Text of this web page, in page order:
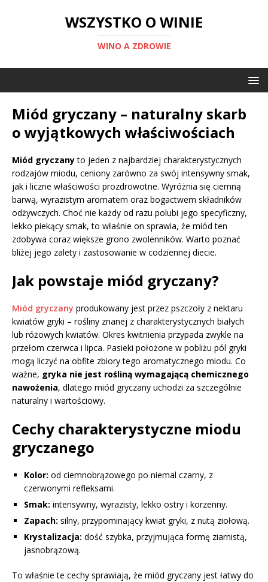
WSZYSTKO O WINIE
WINO A ZDROWIE
Miód gryczany – naturalny skarb
o wyjątkowych właściwościach
Miód gryczanyto jeden z najbardziej charakterystycznych
rodzajów miodu, ceniony zarówno za swój intensywny smak,
jak i liczne właściwości prozdrowotne. Wyróżnia się ciemną
barwą, wyrazistym aromatem oraz bogactwem składników
odżywczych. Choć nie każdy od razu polubi jego specyficzny,
lekko piekący smak, to właśnie on sprawia, że miód ten
zdobywa coraz większe grono zwolenników. Warto poznać
bliżej jego zalety i zastosowanie w codziennej diecie.
Jak powstaje miód gryczany?
Miód gryczany produkowany jest przez pszczoły z nektaru
kwiatów gryki – rośliny znanej z charakterystycznych białych
lub różowych kwiatów. Okres kwitnienia przypada zwykle na
przełom czerwca i lipca. Pasieki położone w pobliżu pól gryki
mogą liczyć na obfite zbiory tego aromatycznego miodu. Co
ważne, gryka nie jest rośliną wymagającą chemicznego
nawożenia, dlatego miód gryczany uchodzi za szczególnie
naturalny i wartościowy.
Cechy charakterystyczne miodu
gryczanego
Kolor: od ciemnobrązowego po niemal czarny, z
czerwonymi refleksami.
Smak: intensywny, wyrazisty, lekko ostry i korzenny.
Zapach: silny, przypominający kwiat gryki, z nutą ziołową.
Krystalizacja: dość szybka, przyjmująca formę ziarnistą,
jasnobrązową.
To właśnie te cechy sprawiają, że miód gryczany jest łatwy do